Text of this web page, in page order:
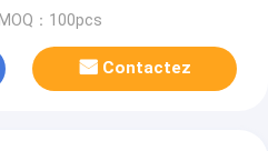
MOQ：100pcs
Contactez